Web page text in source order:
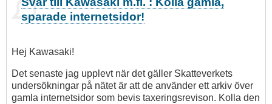
svar
på
kan
av
kawasaki
sparade internetsidor!
Hej Kawasaki!
Det senaste jag upplevt när det gäller Skatteverkets
undersökningar på nätet är att de använder ett arkiv över
gamla internetsidor som bevis taxeringsrevison. Kolla den